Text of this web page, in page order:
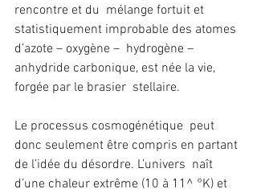
rencontre et du  mélange fortuit et
statistiquement improbable des atomes
d’azote – oxygène –  hydrogène –
anhydride carbonique, est née la vie,
forgée par le brasier  stellaire.
Le processus cosmogénétique  peut
donc seulement être compris en partant
de l’idée du désordre. L’univers  naît
d’une chaleur extrême (10 à 11^ °K) et